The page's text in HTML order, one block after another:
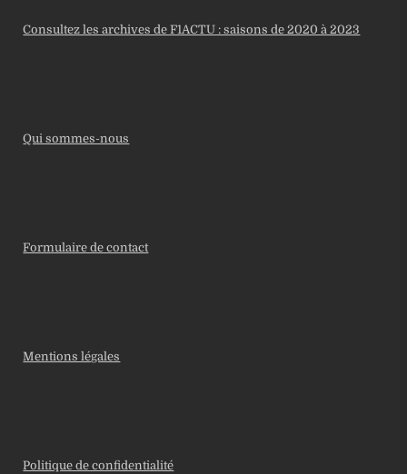
Consultez les archives de F1ACTU : saisons de 2020 à 2023
Qui sommes-nous
Formulaire de contact
Mentions légales
Politique de confidentialité